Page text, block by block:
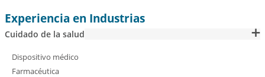
Experiencia en Industrias
Cuidado de la salud
Dispositivo médico
Farmacéutica